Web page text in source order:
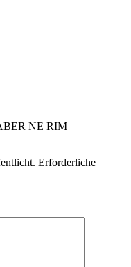
NE RIM
Erforderliche